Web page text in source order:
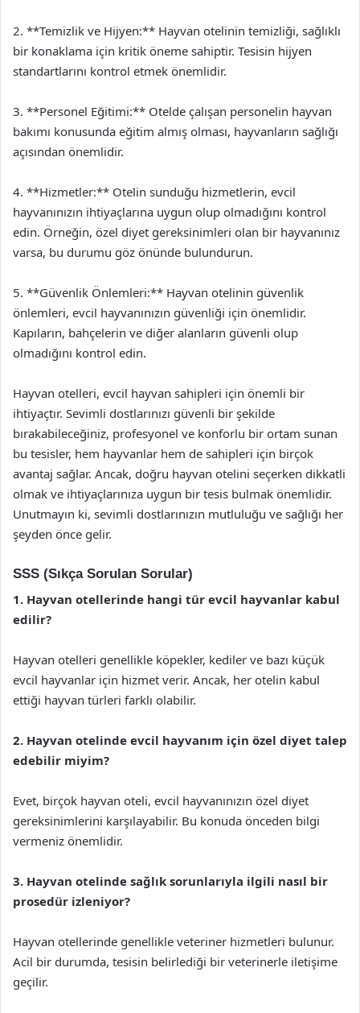
2. **Temizlik ve Hijyen:** Hayvan otelinin temizliği, sağlıklı
bir konaklama için kritik öneme sahiptir. Tesisin hijyen
standartlarını kontrol etmek önemlidir.
3. **Personel Eğitimi:** Otelde çalışan personelin hayvan
bakımı konusunda eğitim almış olması, hayvanların sağlığı
açısından önemlidir.
4. **Hizmetler:** Otelin sunduğu hizmetlerin, evcil
hayvanınızın ihtiyaçlarına uygun olup olmadığını kontrol
edin. Örneğin, özel diyet gereksinimleri olan bir hayvanınız
varsa, bu durumu göz önünde bulundurun.
5. **Güvenlik Önlemleri:** Hayvan otelinin güvenlik
önlemleri, evcil hayvanınızın güvenliği için önemlidir.
Kapıların, bahçelerin ve diğer alanların güvenli olup
olmadığını kontrol edin.
Hayvan otelleri, evcil hayvan sahipleri için önemli bir
ihtiyaçtır. Sevimli dostlarınızı güvenli bir şekilde
bırakabileceğiniz, profesyonel ve konforlu bir ortam sunan
bu tesisler, hem hayvanlar hem de sahipleri için birçok
avantaj sağlar. Ancak, doğru hayvan otelini seçerken dikkatli
olmak ve ihtiyaçlarınıza uygun bir tesis bulmak önemlidir.
Unutmayın ki, sevimli dostlarınızın mutluluğu ve sağlığı her
şeyden önce gelir.
SSS (Sıkça Sorulan Sorular)
1. Hayvan otellerinde hangi tür evcil hayvanlar kabul
edilir?
Hayvan otelleri genellikle köpekler, kediler ve bazı küçük
evcil hayvanlar için hizmet verir. Ancak, her otelin kabul
ettiği hayvan türleri farklı olabilir.
2. Hayvan otelinde evcil hayvanım için özel diyet talep
edebilir miyim?
Evet, birçok hayvan oteli, evcil hayvanınızın özel diyet
gereksinimlerini karşılayabilir. Bu konuda önceden bilgi
vermeniz önemlidir.
3. Hayvan otelinde sağlık sorunlarıyla ilgili nasıl bir
prosedür izleniyor?
Hayvan otellerinde genellikle veteriner hizmetleri bulunur.
Acil bir durumda, tesisin belirlediği bir veterinerle iletişime
geçilir.